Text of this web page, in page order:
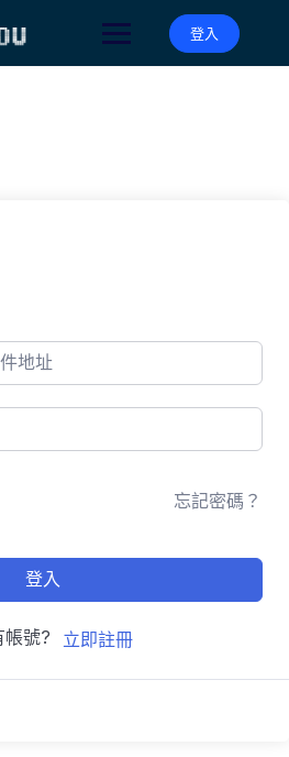
登入
忘記密碼？
登入
帳號? 立即註冊